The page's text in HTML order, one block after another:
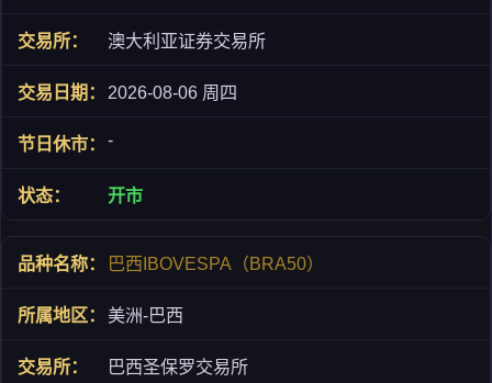
澳大利亚证券交易所
2026-08-06 周四
-
开市
巴西IBOVESPA（BRA50）
美洲-巴西
巴西圣保罗交易所